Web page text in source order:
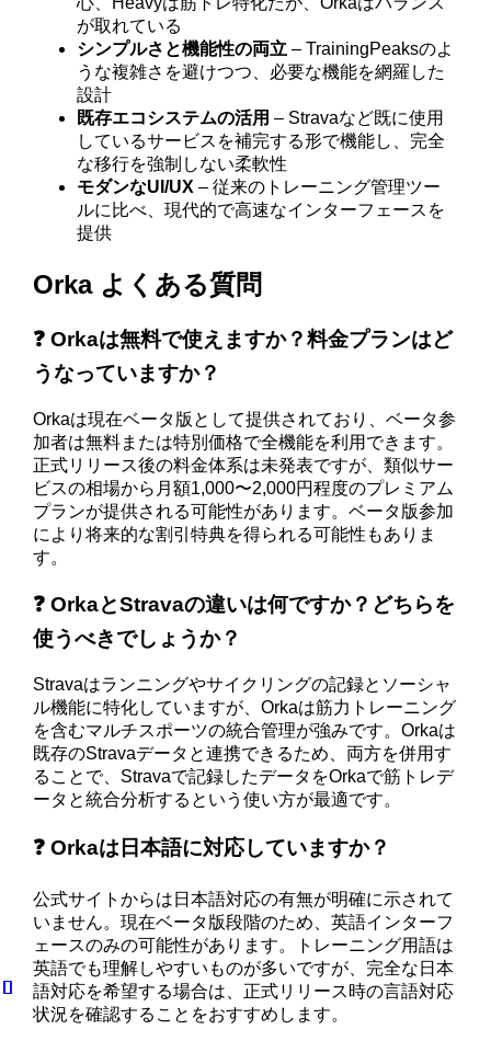
が取れている
シンプルさと機能性の両立 – TrainingPeaksのよ
うな複雑さを避けつつ、必要な機能を網羅した
設計
既存エコシステムの活用 – Stravaなど既に使用
しているサービスを補完する形で機能し、完全
な移行を強制しない柔軟性
モダンなUI/UX – 従来のトレーニング管理ツー
ルに比べ、現代的で高速なインターフェースを
提供
Orka よくある質問
❓ Orkaは無料で使えますか？料金プランはど
うなっていますか？
Orkaは現在ベータ版として提供されており、ベータ参
加者は無料または特別価格で全機能を利用できます。
正式リリース後の料金体系は未発表ですが、類似サー
ビスの相場から月額1,000〜2,000円程度のプレミアム
プランが提供される可能性があります。ベータ版参加
により将来的な割引特典を得られる可能性もありま
す。
❓ OrkaとStravaの違いは何ですか？どちらを
使うべきでしょうか？
Stravaはランニングやサイクリングの記録とソーシャ
ル機能に特化していますが、Orkaは筋力トレーニング
を含むマルチスポーツの統合管理が強みです。Orkaは
既存のStravaデータと連携できるため、両方を併用す
ることで、Stravaで記録したデータをOrkaで筋トレデ
ータと統合分析するという使い方が最適です。
❓ Orkaは日本語に対応していますか？
公式サイトからは日本語対応の有無が明確に示されて
いません。現在ベータ版段階のため、英語インターフ
ェースのみの可能性があります。トレーニング用語は
英語でも理解しやすいものが多いですが、完全な日本
語対応を希望する場合は、正式リリース時の言語対応
状況を確認することをおすすめします。